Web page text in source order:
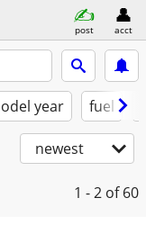
post acct
year fuel
newest
1 - 2 of 60